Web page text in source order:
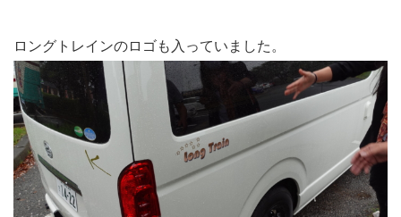
ロングトレインのロゴも入っていました。